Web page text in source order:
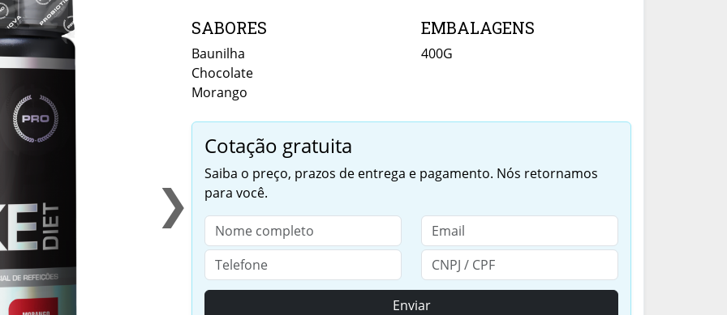
❯
SABORES
Baunilha
Chocolate
Morango
EMBALAGENS
400G
Cotação gratuita
Saiba o preço, prazos de entrega e pagamento. Nós retornamos
para você.
Enviar